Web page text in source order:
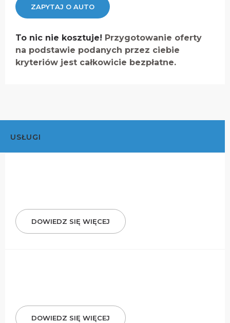
ZAPYTAJ O AUTO
To nic nie kosztuje! Przygotowanie oferty
na podstawie podanych przez ciebie
kryteriów jest całkowicie bezpłatne.
USŁUGI
DOWIEDZ SIĘ WIĘCEJ
DOWIEDZ SIĘ WIĘCEJ